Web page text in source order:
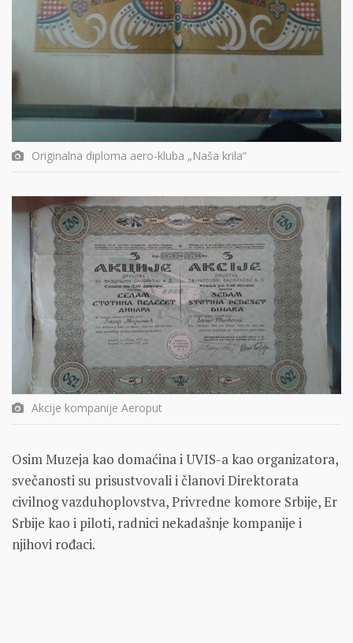
Originalna diploma aero-kluba „Naša krila“
Akcije kompanije Aeroput
Osim Muzeja kao domaćina i UVIS-a kao organizatora,
svečanosti su prisustvovali i članovi Direktorata
civilnog vazduhoplovstva, Privredne komore Srbije, Er
Srbije kao i piloti, radnici nekadašnje kompanije i
njihovi rođaci.